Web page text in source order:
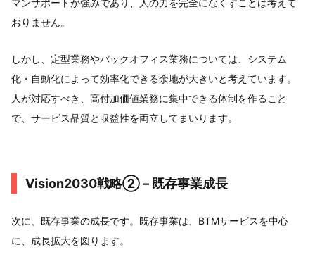
マンサポートが強みであり、人の力を完全になくすことは考えて
おりません。
しかし、定型業務やバックオフィス業務については、システム
化・自動化によって効率化できる余地が大きいと考えています。
人が対応すべき、高付加価値業務に集中できる体制を作ること
で、サービス品質と収益性を両立してまいります。
Vision2030戦略② – 既存事業成長
次に、既存事業の成長です。既存事業は、BTMサービスを中心
に、成長拡大を図ります。